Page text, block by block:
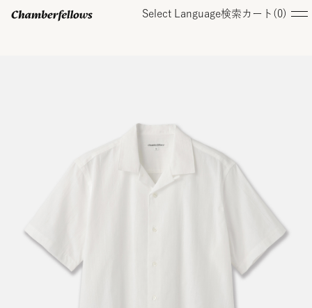
Select Language検索 カート( 0)
お知らせ